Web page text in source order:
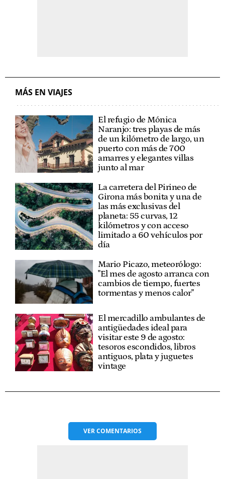
MÁS EN VIAJES
El refugio de Mónica
Naranjo: tres playas de más
de un kilómetro de largo, un
puerto con más de 700
amarres y elegantes villas
junto al mar
La carretera del Pirineo de
Girona más bonita y una de
las más exclusivas del
planeta: 55 curvas, 12
kilómetros y con acceso
limitado a 60 vehículos por
día
Mario Picazo, meteorólogo:
"El mes de agosto arranca con
cambios de tiempo, fuertes
tormentas y menos calor"
El mercadillo ambulantes de
antigüedades ideal para
visitar este 9 de agosto:
tesoros escondidos, libros
antiguos, plata y juguetes
vintage
VERCOMENTARIOS